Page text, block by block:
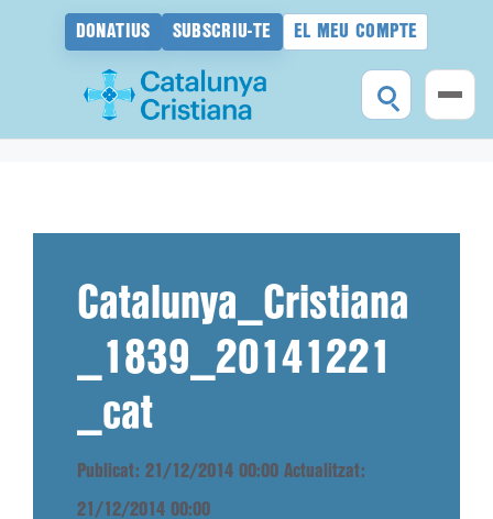
DONATIUS SUBSCRIU-TE EL MEU COMPTE
Catalunya_Cristiana
_1839_20141221
_cat
Publicat: 21/12/2014 00:00 Actualitzat:
21/12/2014 00:00